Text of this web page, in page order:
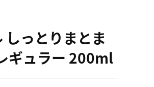
っとりまとま
ギュラー 200ml